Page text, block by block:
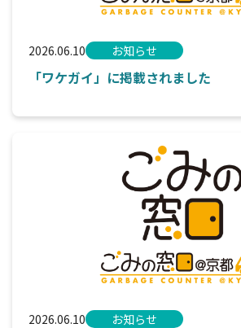
2026.06.10 お知らせ
「ワケガイ」に掲載されました
2026.06.10 お知らせ